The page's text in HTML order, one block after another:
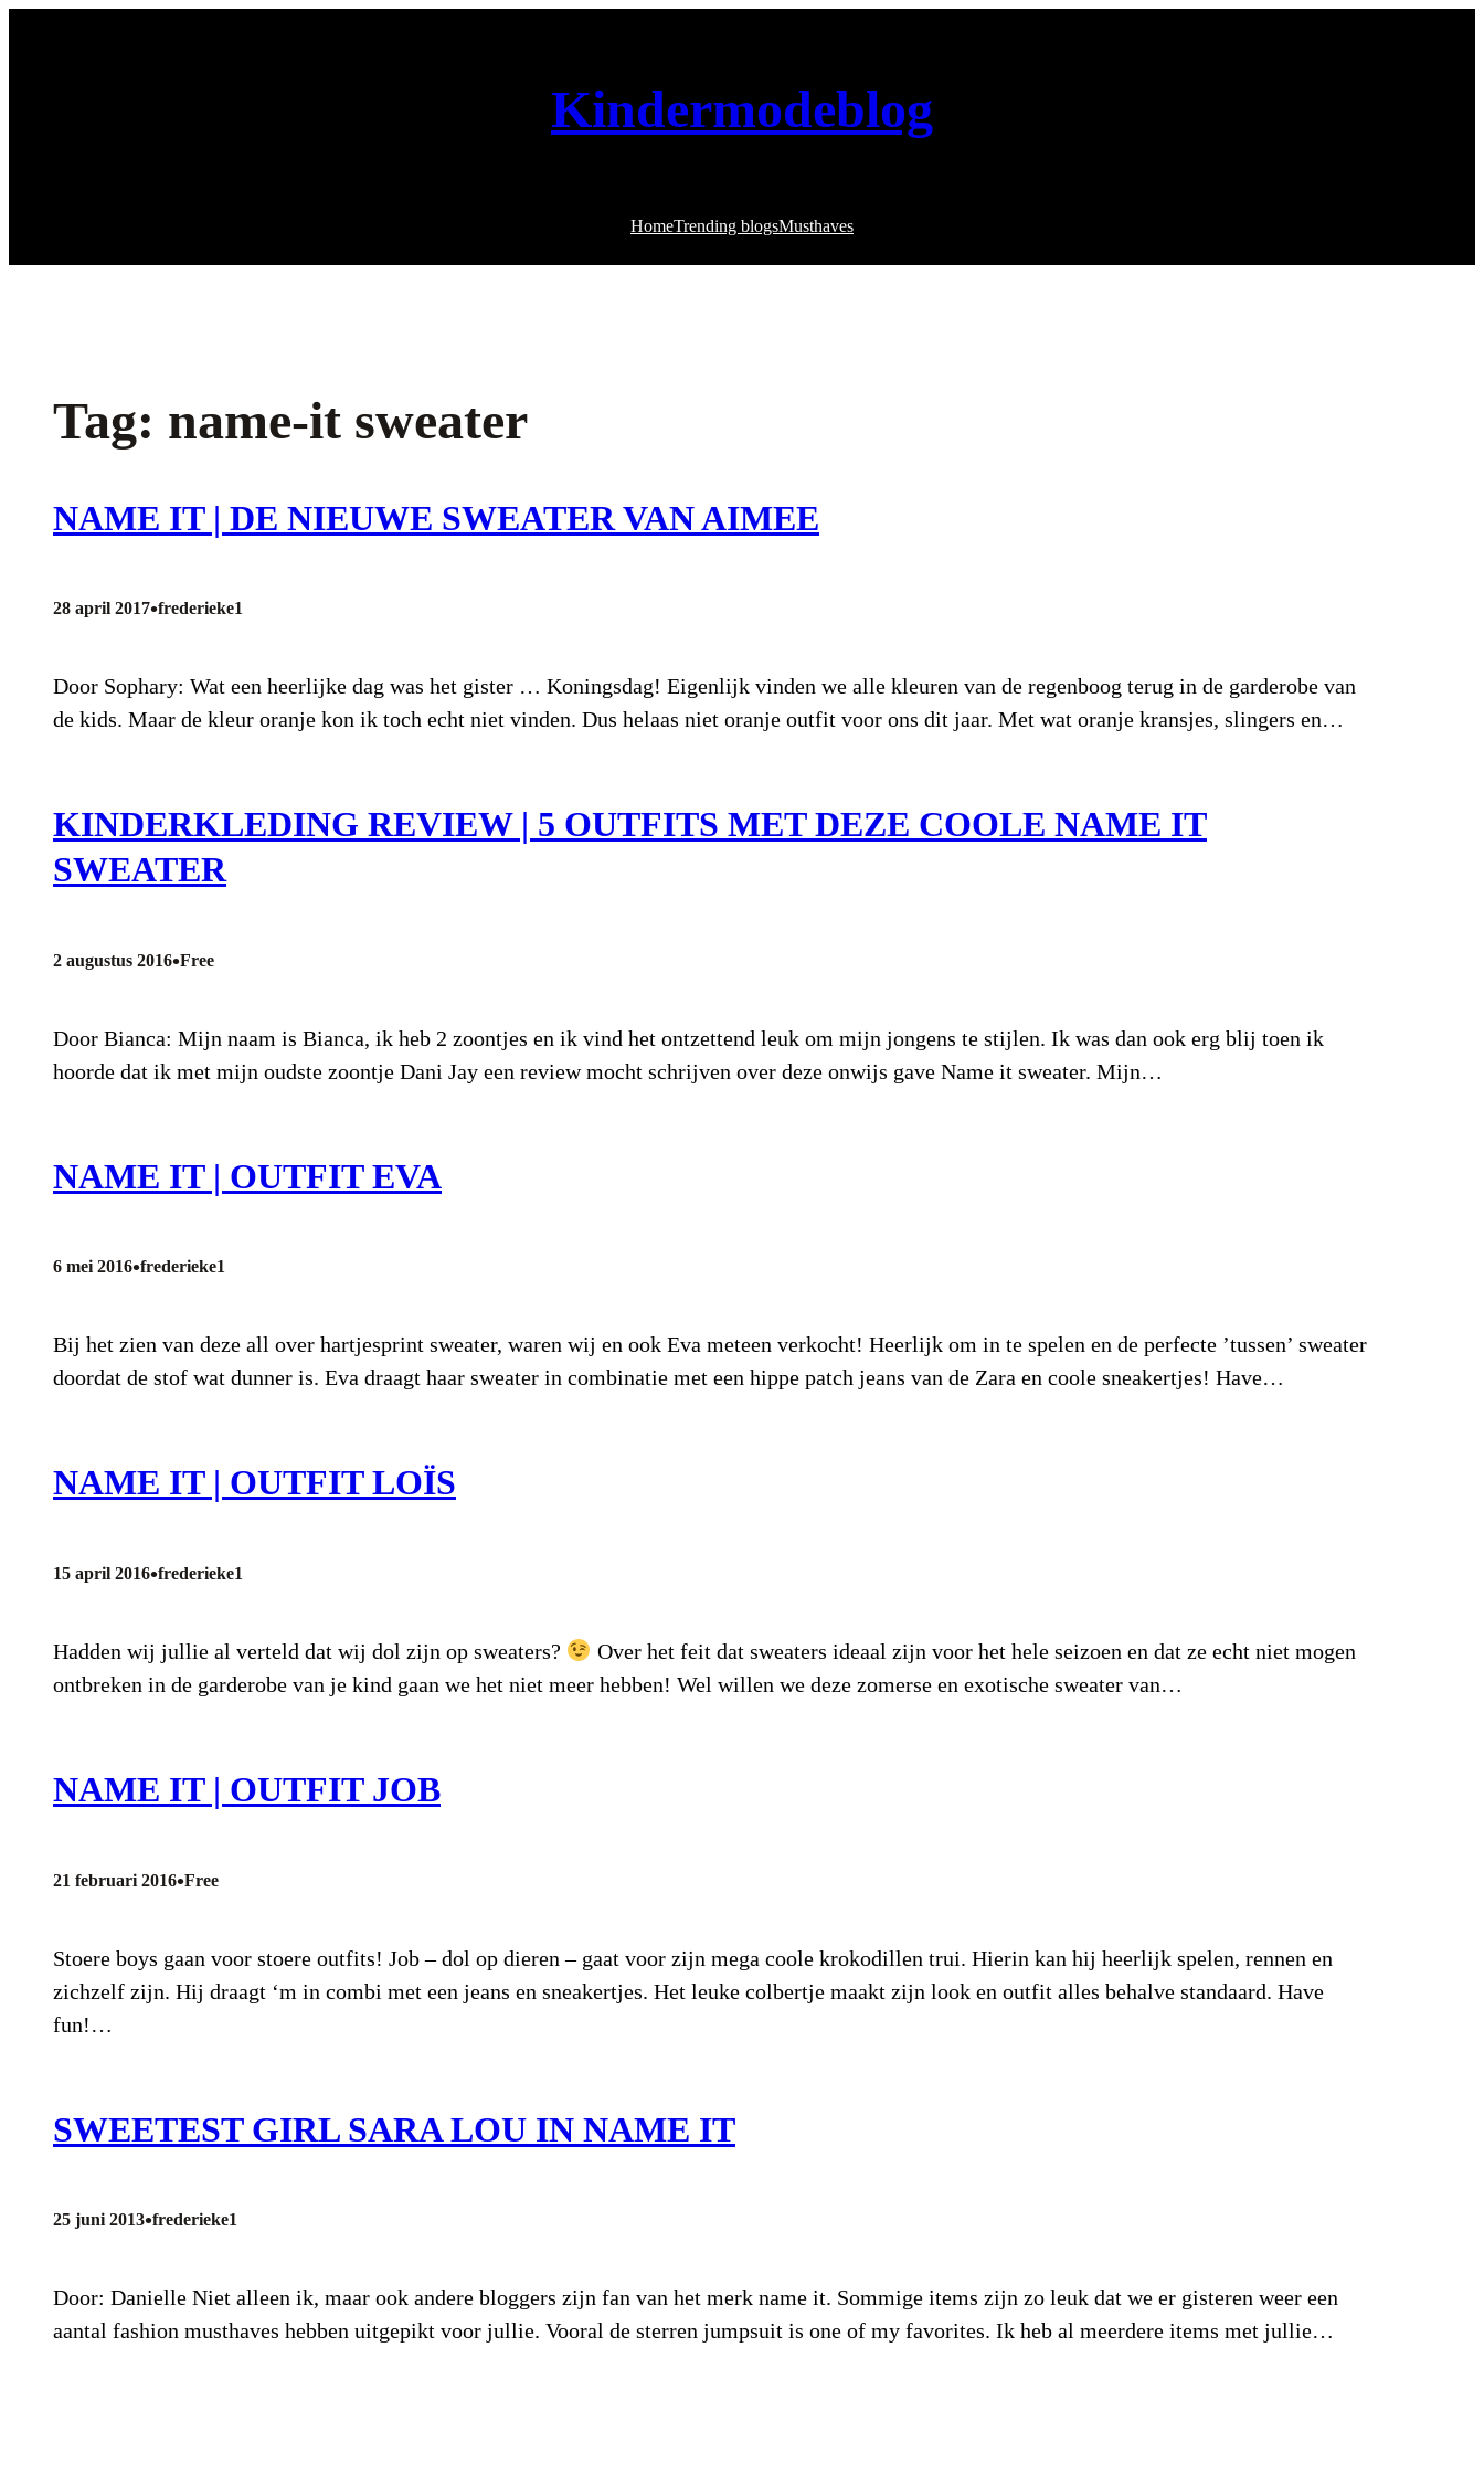
Kindermodeblog
HomeTrending blogsMusthaves
Tag: name-it sweater
NAME IT | DE NIEUWE SWEATER VAN AIMEE
28 april 2017•frederieke1
Door Sophary: Wat een heerlijke dag was het gister … Koningsdag! Eigenlijk vinden we alle kleuren van de regenboog terug in de garderobe van
de kids. Maar de kleur oranje kon ik toch echt niet vinden. Dus helaas niet oranje outfit voor ons dit jaar. Met wat oranje kransjes, slingers en…
KINDERKLEDING REVIEW | 5 OUTFITS MET DEZE COOLE NAME IT
SWEATER
2 augustus 2016•Free
Door Bianca: Mijn naam is Bianca, ik heb 2 zoontjes en ik vind het ontzettend leuk om mijn jongens te stijlen. Ik was dan ook erg blij toen ik
hoorde dat ik met mijn oudste zoontje Dani Jay een review mocht schrijven over deze onwijs gave Name it sweater. Mijn…
NAME IT | OUTFIT EVA
6 mei 2016•frederieke1
Bij het zien van deze all over hartjesprint sweater, waren wij en ook Eva meteen verkocht! Heerlijk om in te spelen en de perfecte ’tussen’ sweater
doordat de stof wat dunner is. Eva draagt haar sweater in combinatie met een hippe patch jeans van de Zara en coole sneakertjes! Have…
NAME IT | OUTFIT LOÏS
15 april 2016•frederieke1
Hadden wij jullie al verteld dat wij dol zijn op sweaters?
Over het feit dat sweaters ideaal zijn voor het hele seizoen en dat ze echt niet mogen
ontbreken in de garderobe van je kind gaan we het niet meer hebben! Wel willen we deze zomerse en exotische sweater van…
NAME IT | OUTFIT JOB
21 februari 2016•Free
Stoere boys gaan voor stoere outfits! Job – dol op dieren – gaat voor zijn mega coole krokodillen trui. Hierin kan hij heerlijk spelen, rennen en
zichzelf zijn. Hij draagt ‘m in combi met een jeans en sneakertjes. Het leuke colbertje maakt zijn look en outfit alles behalve standaard. Have
fun!…
SWEETEST GIRL SARA LOU IN NAME IT
25 juni 2013•frederieke1
Door: Danielle Niet alleen ik, maar ook andere bloggers zijn fan van het merk name it. Sommige items zijn zo leuk dat we er gisteren weer een
aantal fashion musthaves hebben uitgepikt voor jullie. Vooral de sterren jumpsuit is one of my favorites. Ik heb al meerdere items met jullie…